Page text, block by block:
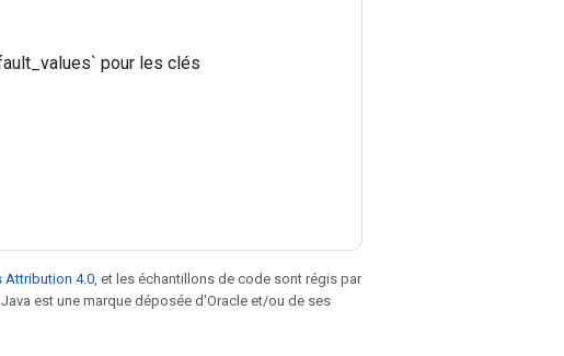
pour les clés
Attribution 4.0 , et les échantillons de code sont régis par
. Java est une marque déposée d'Oracle et/ou de ses